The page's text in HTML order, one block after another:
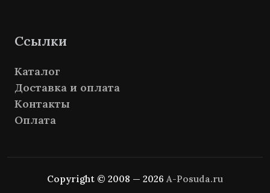
Ссылки
Каталог
Доставка и оплата
Контакты
Оплата
Copyright © 2008 — 2026 A-Posuda.ru